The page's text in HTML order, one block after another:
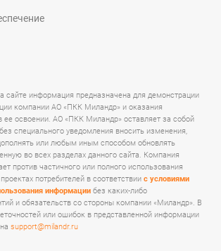
сайте информация предназначена для демонстрации
компании АО «ПКК Миландр» и оказания
ее освоении. АО «ПКК Миландр» оставляет за собой
специального уведомления вносить изменения,
или любым иным способом обновлять
во всех разделах данного сайта. Компания
против частичного или полного использования
потребителей в соответствии с условиями
информации без каких-либо
и обязательств со стороны компании «Миландр». В
или ошибок в представленной информации
support@milandr.ru